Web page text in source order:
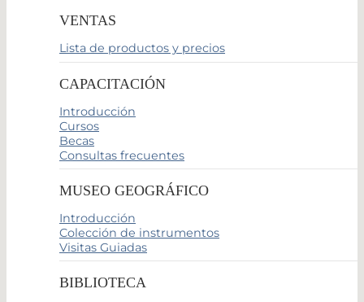
VENTAS
Lista de productos y precios
CAPACITACIÓN
Introducción
Cursos
Becas
Consultas frecuentes
MUSEO GEOGRÁFICO
Introducción
Colección de instrumentos
Visitas Guiadas
BIBLIOTECA